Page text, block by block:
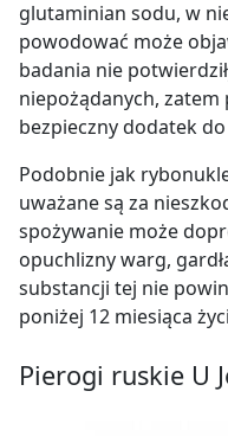
44% ser
woda,
płatki
cebula,
olej rzepakowy,
sól,
przyprawy
glutaminian
disodowe),
mleczan
glutaminian sodu, w
powodować może
badania nie
niepożądanych,
bezpieczny dodatek
Podobnie jak
uważane są za
spożywanie może
opuchlizny warg,
substancji tej nie
poniżej 12 miesiąca
Pierogi ruskie U